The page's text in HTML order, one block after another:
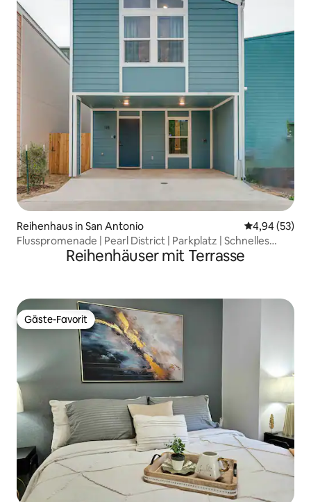
Reihenhaus in San Antonio
4,94 (53)
Flusspromenade | Pearl District | Parkplatz | Schnelles
Reihenhäuser mit Terrasse
Gäste-Favorit
Gäste-Favorit